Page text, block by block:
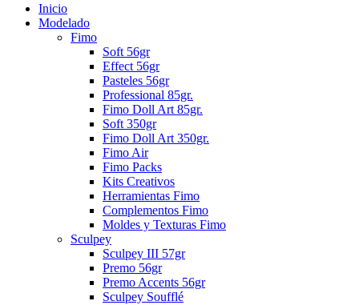
Inicio
Modelado
Fimo
Soft 56gr
Effect 56gr
Pasteles 56gr
Professional 85gr.
Fimo Doll Art 85gr.
Soft 350gr
Fimo Doll Art 350gr.
Fimo Air
Fimo Packs
Kits Creativos
Herramientas Fimo
Complementos Fimo
Moldes y Texturas Fimo
Sculpey
Sculpey III 57gr
Premo 56gr
Premo Accents 56gr
Sculpey Soufflé